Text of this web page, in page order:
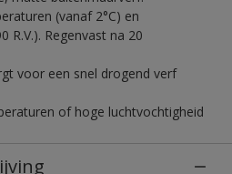
(vanaf 2°C) en
R.V.). Regenvast na 20
voor een snel drogend verf
of hoge luchtvochtigheid